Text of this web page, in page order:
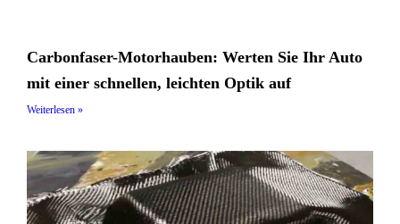
Carbonfaser-Motorhauben: Werten Sie Ihr Auto
mit einer schnellen, leichten Optik auf
Weiterlesen »